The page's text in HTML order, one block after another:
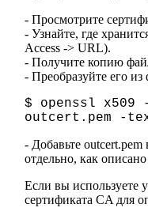
- Просмотрите
- Узнайте, где
Access -> URL).
- Получите копию
- Преобразуйте его
$ openssl x509
outcert.pem -
- Добавьте
отдельно, как
Если вы используете
сертификата CA для